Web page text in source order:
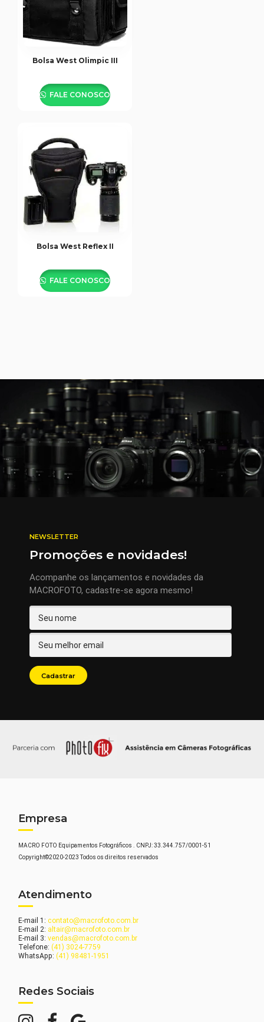
Bolsa West Olimpic III
FALE CONOSCO
Bolsa West Reflex II
FALE CONOSCO
NEWSLETTER
Promoções e novidades!
Acompanhe os lançamentos e novidades da
MACROFOTO, cadastre-se agora mesmo!
Empresa
MACRO FOTO Equipamentos Fotográficos . CNPJ: 33.344.757/0001-51
Copyright©2020-2023 Todos os direitos reservados
Atendimento
E-mail 1:contato@macrofoto.com.br
E-mail 2: altair@macrofoto.com.br
E-mail 3:vendas@macrofoto.com.br
Telefone:(41) 3024-7759
WhatsApp:(41) 98481-1951
Redes Sociais